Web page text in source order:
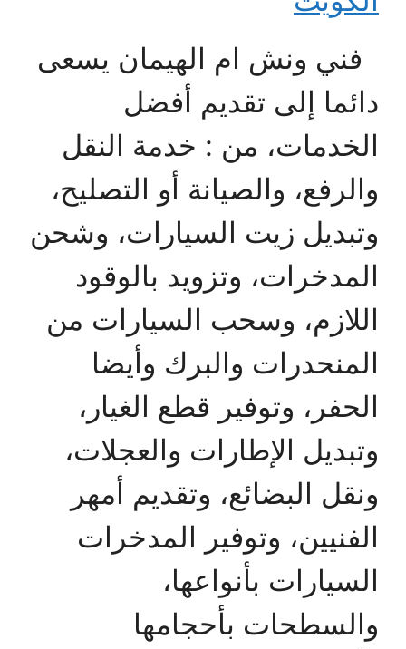
فني ونش ام الهيمان يسعى
دائما إلى تقديم أفضل
الخدمات، من : خدمة النقل
والرفع، والصيانة أو التصليح،
وتبديل زيت السيارات، وشحن
المدخرات، وتزويد بالوقود
اللازم، وسحب السيارات من
المنحدرات والبرك وأيضا
الحفر، وتوفير قطع الغيار،
وتبديل الإطارات والعجلات،
ونقل البضائع، وتقديم أمهر
الفنيين، وتوفير المدخرات
السيارات بأنواعها،
والسطحات بأحجامها